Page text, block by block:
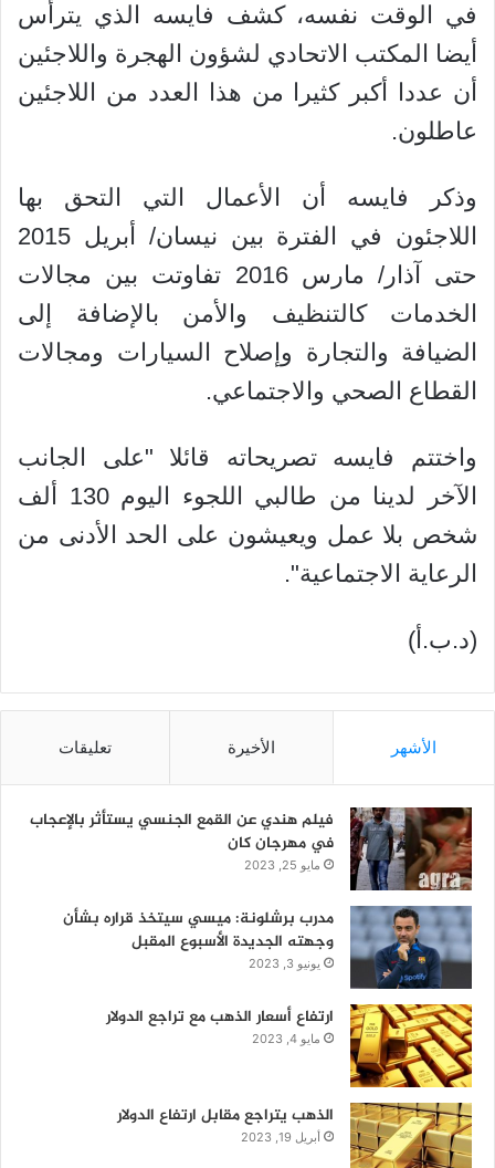
في الوقت نفسه، كشف فايسه الذي يترأس
أيضا المكتب الاتحادي لشؤون الهجرة واللاجئين
أن عددا أكبر كثيرا من هذا العدد من اللاجئين
عاطلون.
وذكر فايسه أن الأعمال التي التحق بها
اللاجئون في الفترة بين نيسان/ أبريل 2015
حتى آذار/ مارس 2016 تفاوتت بين مجالات
الخدمات كالتنظيف والأمن بالإضافة إلى
الضيافة والتجارة وإصلاح السيارات ومجالات
القطاع الصحي والاجتماعي.
واختتم فايسه تصريحاته قائلا "على الجانب
الآخر لدينا من طالبي اللجوء اليوم 130 ألف
شخص بلا عمل ويعيشون على الحد الأدنى من
الرعاية الاجتماعية".
(د.ب.أ)
الأشهر الأخيرة تعليقات
فيلم هندي عن القمع الجنسي يستأثر بالإعجاب
في مهرجان كان
مايو 25, 2023
مدرب برشلونة: ميسي سيتخذ قراره بشأن
وجهته الجديدة الأسبوع المقبل
يونيو 3, 2023
ارتفاع أسعار الذهب مع تراجع الدولار
مايو 4, 2023
الذهب يتراجع مقابل ارتفاع الدولار
أبريل 19, 2023